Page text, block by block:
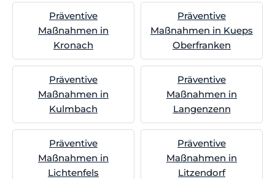
Präventive
Maßnahmen in
Kronach
Präventive
Maßnahmen in Kueps
Oberfranken
Präventive
Maßnahmen in
Kulmbach
Präventive
Maßnahmen in
Langenzenn
Präventive
Maßnahmen in
Lichtenfels
Präventive
Maßnahmen in
Litzendorf